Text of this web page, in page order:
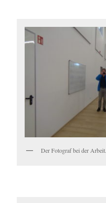
Der Fotograf bei der Arbeit.